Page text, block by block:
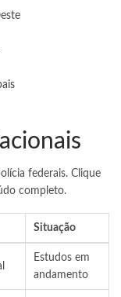
federais. Clique
completo.
Situação
Estudos em
andamento